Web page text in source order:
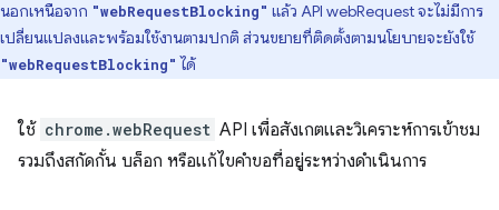
นอกเหนือจาก "webRequestBlocking" แล้ว API webRequest จะไม่มีการ
เปลี่ยนแปลงและพร้อมใช้งานตามปกติ ส่วนขยายที่ติดตั้งตามนโยบายจะยังใช้
"webRequestBlocking" ได้
ใช้ chrome.webRequest API เพื่อสังเกตและวิเคราะห์การเข้าชม
รวมถึงสกัดกั้น บล็อก หรือแก้ไขคำขอที่อยู่ระหว่างดำเนินการ